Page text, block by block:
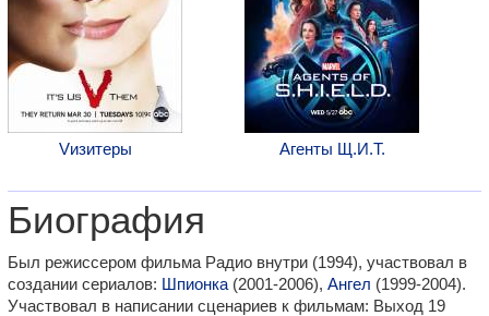
Vизитеры Агенты Щ.И.Т.
Биография
Был режиссером фильма Радио внутри (1994), участвовал в
создании сериалов: Шпионка (2001-2006), Ангел (1999-2004).
Участвовал в написании сценариев к фильмам: Выход 19